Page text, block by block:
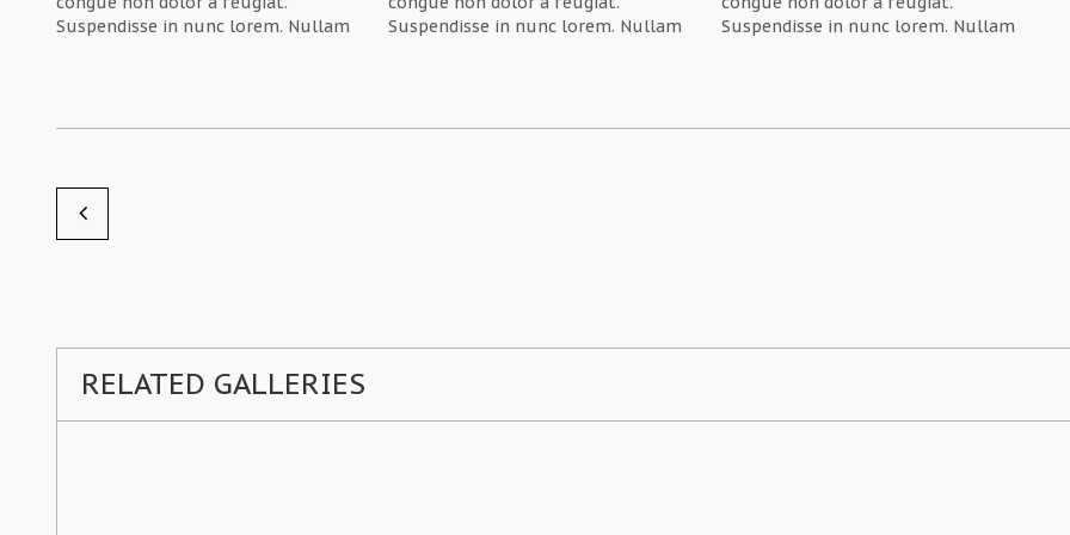
Suspendisse in nunc lorem. Nullam
Suspendisse in nunc lorem. Nullam
Suspendisse in nunc lorem. Nullam
RELATED GALLERIES